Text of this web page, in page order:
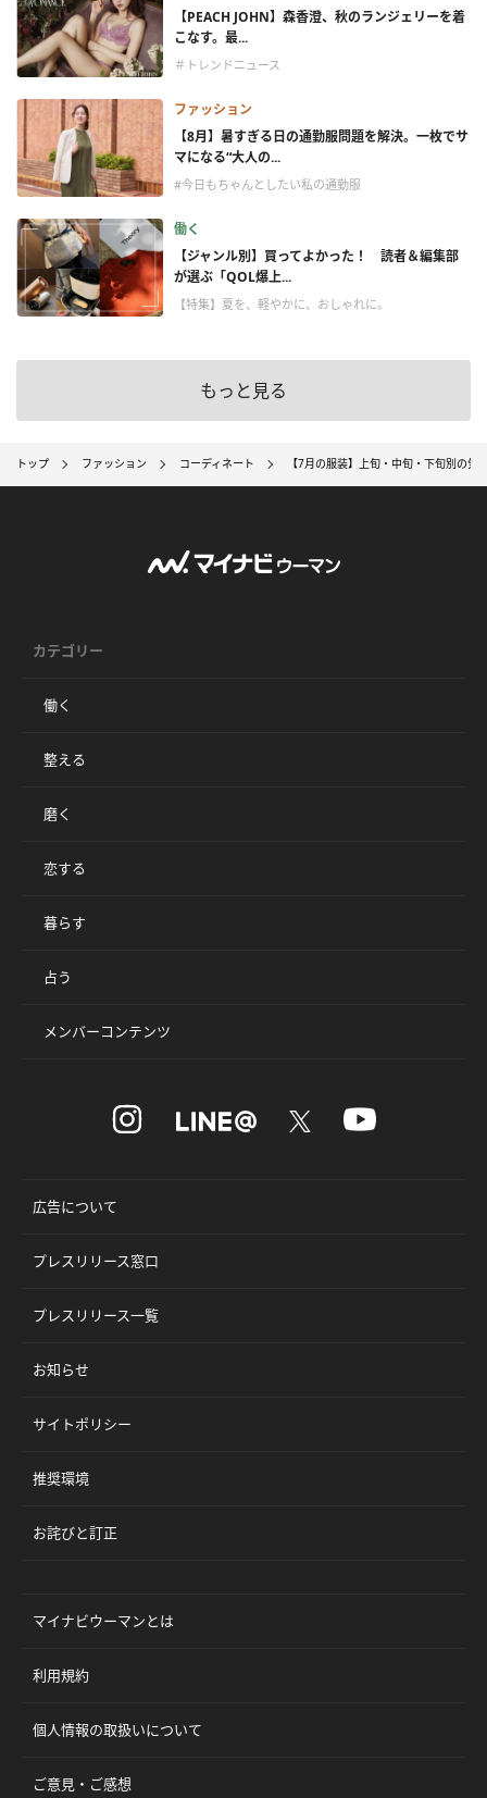
【PEACH JOHN】森香澄、秋のランジェリーを着
こなす。最...
＃トレンドニュース
ファッション
【8月】暑すぎる日の通勤服問題を解決。一枚でサ
マになる“大人の...
#今日もちゃんとしたい私の通勤服
働く
【ジャンル別】買ってよかった！ 読者＆編集部
が選ぶ「QOL爆上...
【特集】夏を、軽やかに、おしゃれに。
もっと見る
トップ ファッション コーディネート 【7月の服装】上旬・中旬・下旬別の
カテゴリー
働く
整える
磨く
恋する
暮らす
占う
メンバーコンテンツ
広告について
プレスリリース窓口
プレスリリース一覧
お知らせ
サイトポリシー
推奨環境
お詫びと訂正
マイナビウーマンとは
利用規約
個人情報の取扱いについて
ご意見・ご感想